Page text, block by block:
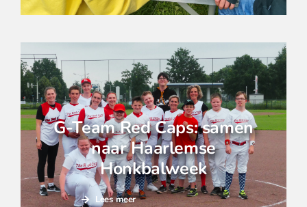
G-Team Red Caps: samen
naar Haarlemse
Honkbalweek
Lees meer